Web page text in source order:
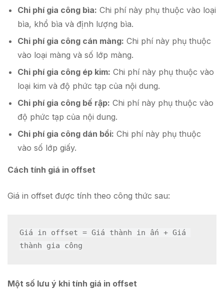
Chi phí gia công bìa: Chi phí này phụ thuộc vào loại
bìa, khổ bìa và định lượng bìa.
Chi phí gia công cán màng: Chi phí này phụ thuộc
vào loại màng và số lớp màng.
Chi phí gia công ép kim: Chi phí này phụ thuộc vào
loại kim và độ phức tạp của nội dung.
Chi phí gia công bế rập: Chi phí này phụ thuộc vào
độ phức tạp của nội dung.
Chi phí gia công dán bồi: Chi phí này phụ thuộc
vào số lớp giấy.
Cách tính giá in offset
Giá in offset được tính theo công thức sau:
Giá in offset = Giá thành in ấn + Giá
thành gia công
Một số lưu ý khi tính giá in offset